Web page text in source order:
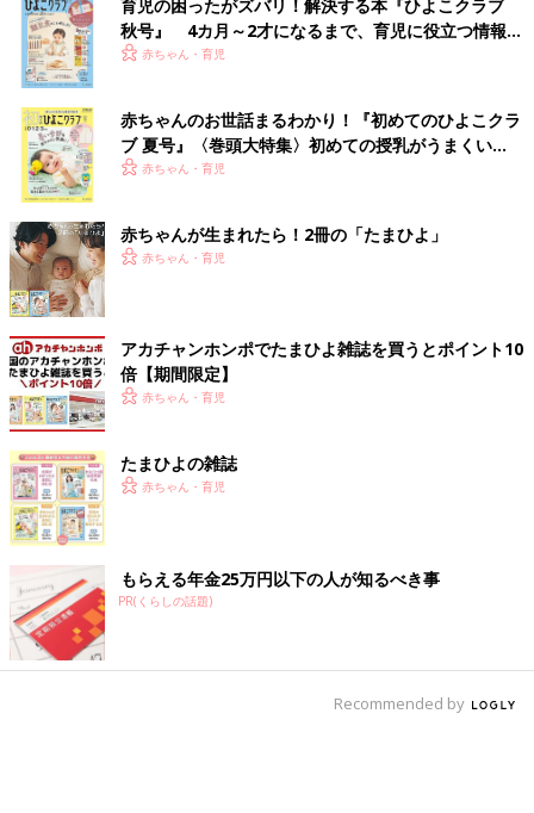
育児の困ったがズバリ！解決する本『ひよこクラブ
秋号』 4カ月～2才になるまで、育児に役立つ情報が
いっぱい！
赤ちゃん・育児
赤ちゃんのお世話まるわかり！『初めてのひよこクラ
ブ 夏号』〈巻頭大特集〉初めての授乳がうまくい
く！ おっぱい・ミルクの基本と夏のトラブル 解決テ
赤ちゃん・育児
赤ちゃんが生まれたら！2冊の「たまひよ」
赤ちゃん・育児
アカチャンホンポでたまひよ雑誌を買うとポイント10
倍【期間限定】
赤ちゃん・育児
たまひよの雑誌
赤ちゃん・育児
もらえる年金25万円以下の人が知るべき事
PR(くらしの話題)
Recommended by